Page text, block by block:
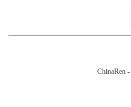
ChinaRen -